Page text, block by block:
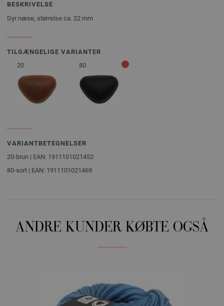
BESKRIVELSE
Dyr næse, størrelse ca. 22 mm
TILGÆNGELIGE VARIANTER
20
80
VARIANTBETEGNELSER
20-brun | EAN: 1911101021452
80-sort | EAN: 1911101021469
ANDRE KUNDER KØBTE OGSÅ